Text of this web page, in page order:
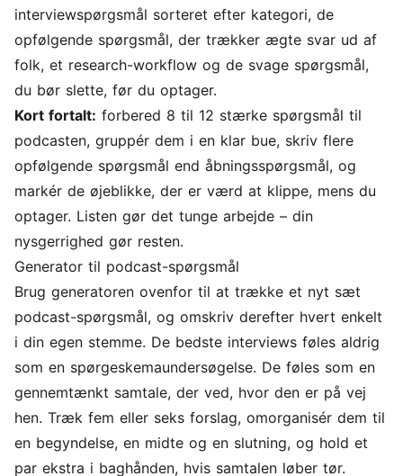
interviewspørgsmål sorteret efter kategori, de
opfølgende spørgsmål, der trækker ægte svar ud af
folk, et research-workflow og de svage spørgsmål,
du bør slette, før du optager.
Kort fortalt: forbered 8 til 12 stærke spørgsmål til
podcasten, gruppér dem i en klar bue, skriv flere
opfølgende spørgsmål end åbningsspørgsmål, og
markér de øjeblikke, der er værd at klippe, mens du
optager. Listen gør det tunge arbejde – din
nysgerrighed gør resten.
Generator til podcast-spørgsmål
Brug generatoren ovenfor til at trække et nyt sæt
podcast-spørgsmål, og omskriv derefter hvert enkelt
i din egen stemme. De bedste interviews føles aldrig
som en spørgeskemaundersøgelse. De føles som en
gennemtænkt samtale, der ved, hvor den er på vej
hen. Træk fem eller seks forslag, omorganisér dem til
en begyndelse, en midte og en slutning, og hold et
par ekstra i baghånden, hvis samtalen løber tør.